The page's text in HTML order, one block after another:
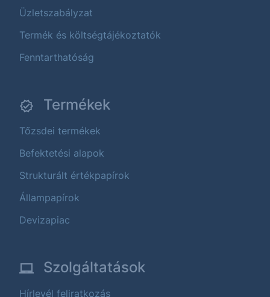
Üzletszabályzat
Termék és költségtájékoztatók
Fenntarthatóság
Termékek
Tőzsdei termékek
Befektetési alapok
Strukturált értékpapírok
Állampapírok
Devizapiac
Szolgáltatások
Hírlevél feliratkozás